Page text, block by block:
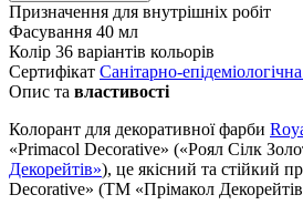
Призначення для внутрішніх робіт
Фасування 40 мл
Колір 36 варіантів кольорів
Сертифікат Санітарно-
Опис та властивості
Колорант для декоративної фарби
«Primacol Decorative» («Роял Сілк
Декорейтів»), це якісний та стійкий
Decorative» (ТМ «Прімакол